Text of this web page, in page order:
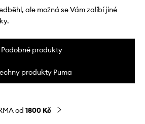
ale možná se Vám zalíbí jiné
Podobné produkty
produkty Puma
od 1800 Kč